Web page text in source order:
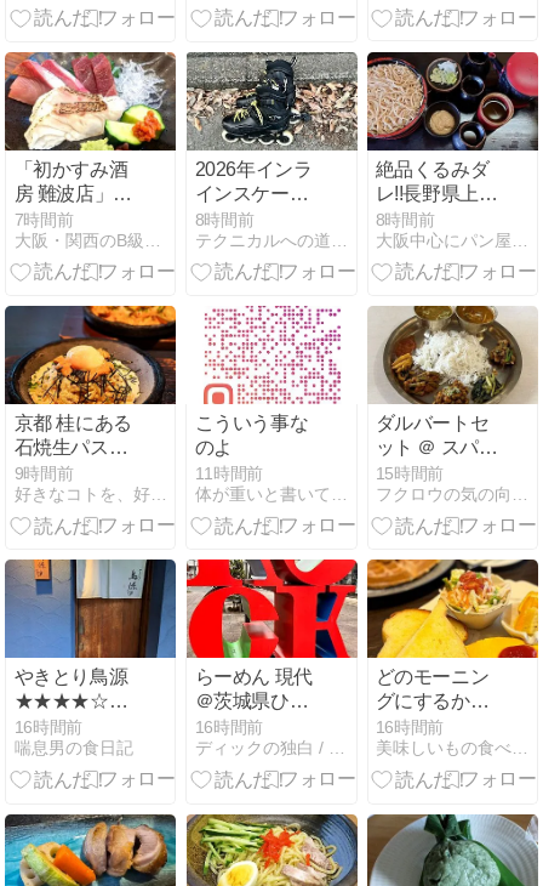
み会
「初かすみ酒
房 難波店」初
霞に合う酒の
アテをいろい
ろ堪能
7時間前
2026年インラ
インスケート
16日目
8時間前
絶品くるみダ
レ!!長野県上田
市 信州そばの
店「草笛」さ
ん
8時間前
京都 桂にある
石焼生パスタ
蔵之助さんの
旨辛麻辣湯風
パスタと冷製
9時間前
好きなコトを、好きなだけ。
こういう事な
のよ
11時間前
ダルバートセ
ット ＠ スパイ
スカレーキッ
チン SPICE
CURRY
尾市）
15時間前
やきとり鳥源
★★★★☆【兵
庫】
16時間前
喘息男の食日記
らーめん 現代
＠茨城県ひた
ちなか市
16時間前
どのモーニン
グにするか迷
う @広島県／
紙屋町
16時間前
美味しいもの食べて幸せに